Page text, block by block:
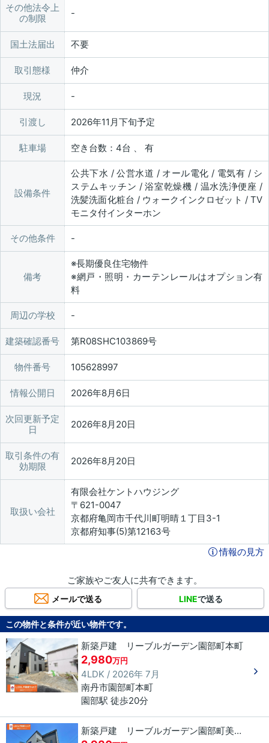
その他法令上
の制限
国土法届出 不要
取引態様 仲介
現況
引渡し 2026年11月下旬予定
駐車場 空き台数：4台 、 有
設備条件
公共下水 / 公営水道 / オール電化 / 電気有 / シ
ステムキッチン / 浴室乾燥機 / 温水洗浄便座 /
洗髪洗面化粧台 / ウォークインクロゼット / TV
モニタ付インターホン
その他条件
備考
※長期優良住宅物件
※網戸・照明・カーテンレールはオプション有
料
周辺の学校
建築確認番号 第R08SHC103869号
物件番号 105628997
情報公開日 2026年8月6日
次回更新予定
日
2026年8月20日
取引条件の有
効期限
2026年8月20日
取扱い会社
有限会社ケントハウジング
〒621-0047
京都府亀岡市千代川町明晴１丁目3-1
京都府知事(5)第12163号
情報の見方
ご家族やご友人に共有できます。
メールで送る LINEで送る
この物件と条件が近い物件です。
新築戸建 リーブルガーデン園部町本町
2,980万円
4LDK / 2026年 7月
南丹市園部町本町
園部駅 徒歩20分
新築戸建 リーブルガーデン園部町美園町